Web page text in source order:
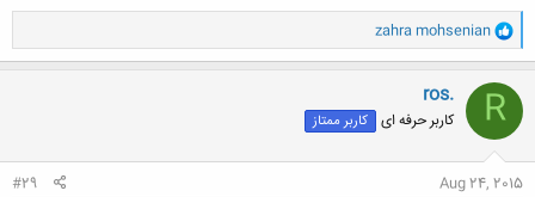
و
ا
ک
ن
ش
ه
ا
zahra mohsenian
R
ros.
کاربر حرفه ای کاربر ممتاز
Aug 24, 2015
#29